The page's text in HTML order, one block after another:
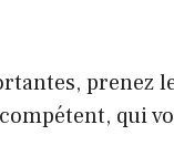
prenez
qui